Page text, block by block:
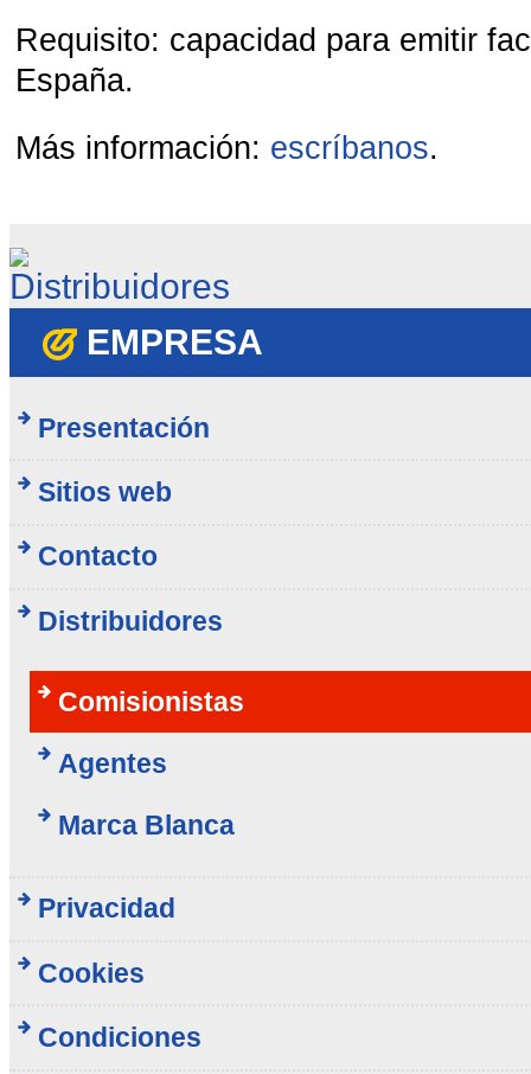
Requisito: capacidad para emitir
España.
Más información: escríbanos.
EMPRESA
Presentación
Sitios web
Contacto
Distribuidores
Comisionistas
Agentes
Marca Blanca
Privacidad
Cookies
Condiciones